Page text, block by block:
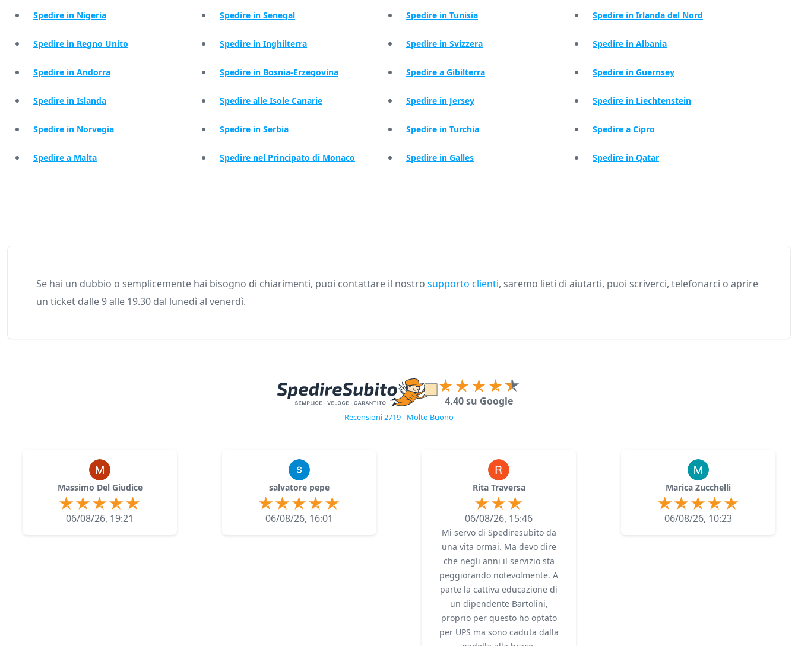
Spedire in Nigeria Spedire in Senegal Spedire in Tunisia Spedire in Irlanda del Nord
Spedire in Regno Unito Spedire in Inghilterra Spedire in Svizzera Spedire in Albania
Spedire in Andorra Spedire in Bosnia-Erzegovina Spedire a Gibilterra Spedire in Guernsey
Spedire in Islanda Spedire alle Isole Canarie Spedire in Jersey Spedire in Liechtenstein
Spedire in Norvegia Spedire in Serbia Spedire in Turchia Spedire a Cipro
Spedire a Malta Spedire nel Principato di Monaco Spedire in Galles Spedire in Qatar
Se hai un dubbio o semplicemente hai bisogno di chiarimenti, puoi contattare il nostro supporto clienti, saremo lieti di aiutarti, puoi scriverci, telefonarci o aprire
un ticket dalle 9 alle 19.30 dal lunedì al venerdì.
4.40 su Google
Recensioni 2719 - Molto Buono
Massimo Del Giudice
06/08/26, 19:21
salvatore pepe
06/08/26, 16:01
Rita Traversa
06/08/26, 15:46
Mi servo di Spediresubito da
una vita ormai. Ma devo dire
che negli anni il servizio sta
peggiorando notevolmente. A
parte la cattiva educazione di
un dipendente Bartolini,
proprio per questo ho optato
per UPS ma sono caduta dalla
Marica Zucchelli
06/08/26, 10:23